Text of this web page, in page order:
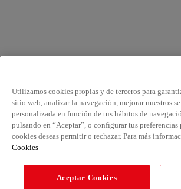
Utilizamos cookies propias y de terceros para
sitio web, analizar la navegación, mejorar nuestros
personalizada en función de tus hábitos de
pulsando en “Aceptar”, o configurar tus
cookies deseas permitir o rechazar. Para más
Cookies
Aceptar Cookies